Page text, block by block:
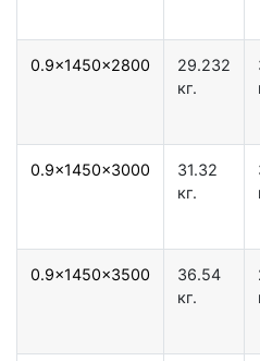
0.9x1450x2800
29.232
кг.
0.9x1450x3000
31.32
кг.
0.9x1450x3500
36.54
кг.